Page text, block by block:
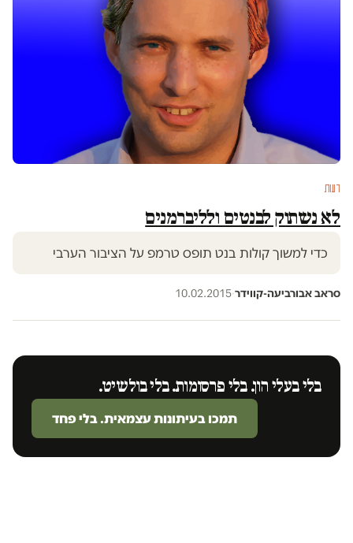
דעות
לא נשתוק לבנטים ולליברמנים
כדי למשוך קולות בנט תופס טרמפ על הציבור הערבי
סראב אבורביעה-קווידר·
10.02.2015
בלי בעלי הון. בלי פרסומות. בלי בולשיט.
תמכו בעיתונות עצמאית. בלי פחד